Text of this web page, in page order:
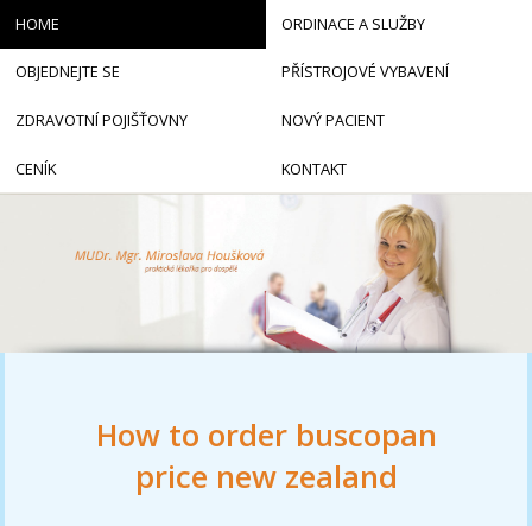
How to order buscopan
price new zealand
HOME ORDINACE A SLUŽBY
OBJEDNEJTE SE PŘÍSTROJOVÉ VYBAVENÍ
ZDRAVOTNÍ POJIŠŤOVNY NOVÝ PACIENT
CENÍK KONTAKT